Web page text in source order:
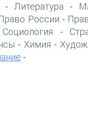
- Литература -
России -
Социология -
- Химия -
-